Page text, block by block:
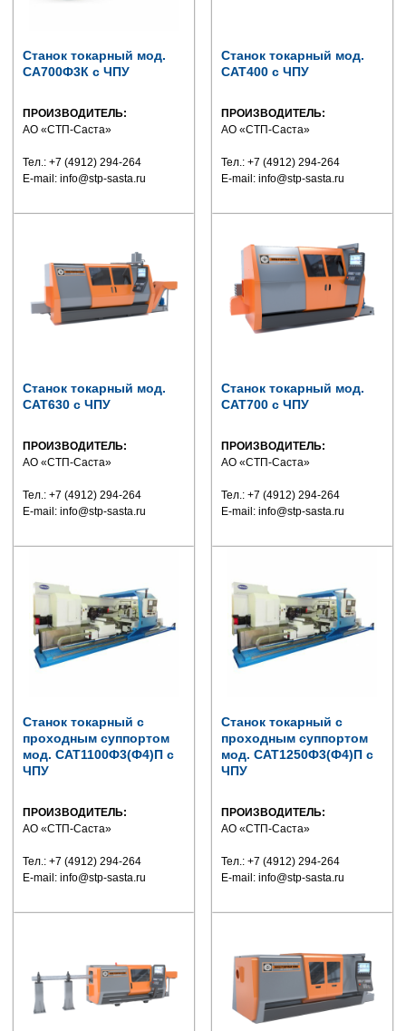
Станок токарный мод.
СА700Ф3К с ЧПУ
ПРОИЗВОДИТЕЛЬ:
АО «СТП-Саста»
Тел.: +7 (4912) 294-264
E-mail: info@stp-sasta.ru
Станок токарный мод.
САТ400 с ЧПУ
ПРОИЗВОДИТЕЛЬ:
АО «СТП-Саста»
Тел.: +7 (4912) 294-264
E-mail: info@stp-sasta.ru
Станок токарный мод.
САТ630 с ЧПУ
ПРОИЗВОДИТЕЛЬ:
АО «СТП-Саста»
Тел.: +7 (4912) 294-264
E-mail: info@stp-sasta.ru
Станок токарный мод.
САТ700 с ЧПУ
ПРОИЗВОДИТЕЛЬ:
АО «СТП-Саста»
Тел.: +7 (4912) 294-264
E-mail: info@stp-sasta.ru
Станок токарный с
проходным суппортом
мод. САТ1100Ф3(Ф4)П с
ЧПУ
ПРОИЗВОДИТЕЛЬ:
АО «СТП-Саста»
Тел.: +7 (4912) 294-264
E-mail: info@stp-sasta.ru
Станок токарный с
проходным суппортом
мод. САТ1250Ф3(Ф4)П с
ЧПУ
ПРОИЗВОДИТЕЛЬ:
АО «СТП-Саста»
Тел.: +7 (4912) 294-264
E-mail: info@stp-sasta.ru